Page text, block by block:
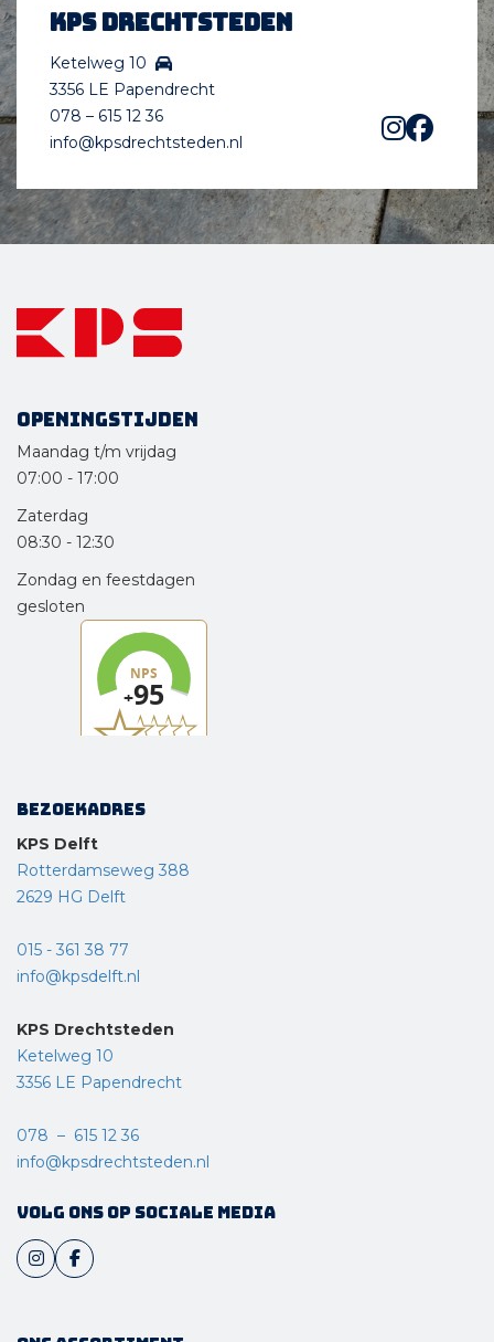
KPS Drechtsteden
Ketelweg 10
3356 LE Papendrecht
078 – 615 12 36
info@kpsdrechtsteden.nl
Openingstijden
Maandag t/m vrijdag
07:00 - 17:00
Zaterdag
08:30 - 12:30
Zondag en feestdagen
gesloten
Bezoekadres
KPS Delft
Rotterdamseweg 388
2629 HG Delft
015 - 361 38 77
info@kpsdelft.nl
KPS Drechtsteden
Ketelweg 10
3356 LE Papendrecht
078 – 615 12 36
info@kpsdrechtsteden.nl
Volg ons op sociale media